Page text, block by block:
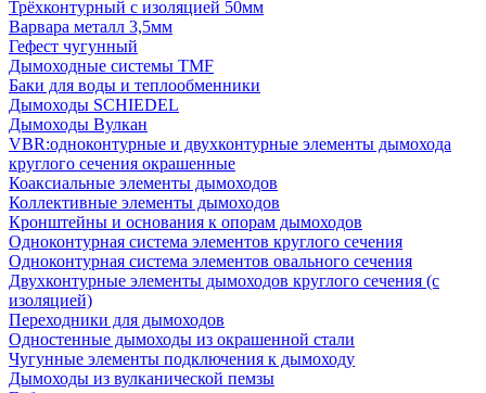
Трёхконтурный с изоляцией 50мм
Варвара металл 3,5мм
Гефест чугунный
Дымоходные системы TMF
Баки для воды и теплообменники
Дымоходы SCHIEDEL
Дымоходы Вулкан
VBR:одноконтурные и двухконтурные элементы дымохода
круглого сечения окрашенные
Коаксиальные элементы дымоходов
Коллективные элементы дымоходов
Кронштейны и основания к опорам дымоходов
Одноконтурная система элементов круглого сечения
Одноконтурная система элементов овального сечения
Двухконтурные элементы дымоходов круглого сечения (с
изоляцией)
Переходники для дымоходов
Одностенные дымоходы из окрашенной стали
Чугунные элементы подключения к дымоходу
Дымоходы из вулканической пемзы